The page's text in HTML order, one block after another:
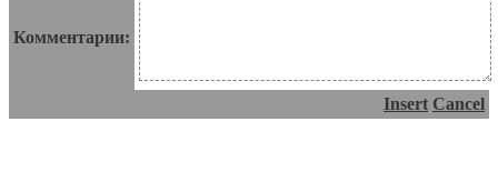
Комментарии:
Insert Cancel